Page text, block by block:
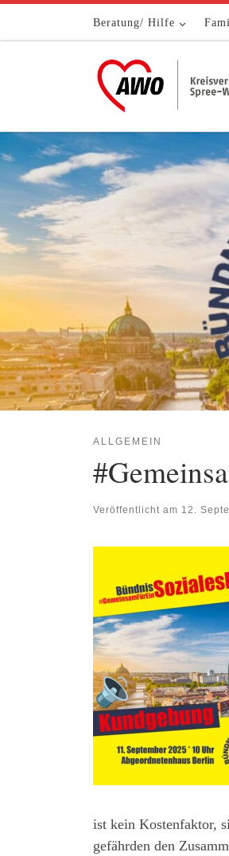
Zum Inhalt springenBeratung/ Hilfe
ALLGEMEIN
Veröffentlicht am 12.
ist kein Kostenfaktor,
gefährden den